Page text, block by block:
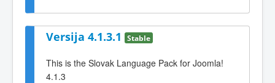
Versija 4.1.3.1 Stable
This is the Slovak Language Pack for Joomla!
4.1.3